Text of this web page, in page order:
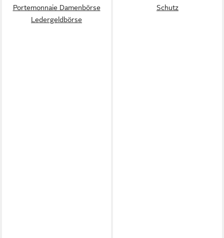
Portemonnaie Damenbörse
Ledergeldbörse
Schutz